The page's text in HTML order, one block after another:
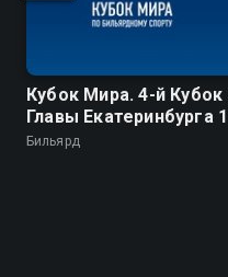
Кубок Мира. 4-й Кубок
Главы Екатеринбурга 1
Бильярд